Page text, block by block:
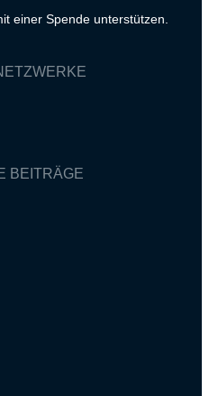
einer Spende unterstützen.
BEITRÄGE